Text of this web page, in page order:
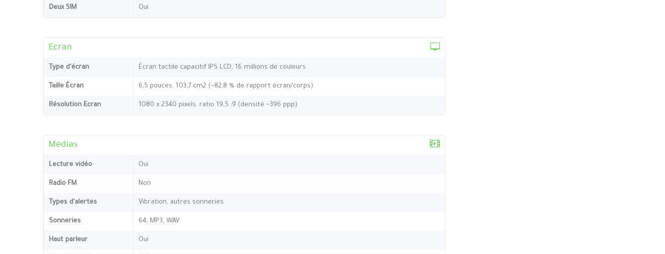
Deux SIM Oui
Ecran
Type d'écran Écran tactile capacitif IPS LCD, 16 millions de couleurs
Taille Écran 6,5 pouces, 103,7 cm2 (~82,8 % de rapport écran/corps)
Résolution Ecran 1080 x 2340 pixels, ratio 19,5 :9 (densité ~396 ppp)
Médias
Lecture vidéo Oui
Radio FM Non
Types d'alertes Vibration, autres sonneries
Sonneries 64, MP3, WAV
Haut parleur Oui